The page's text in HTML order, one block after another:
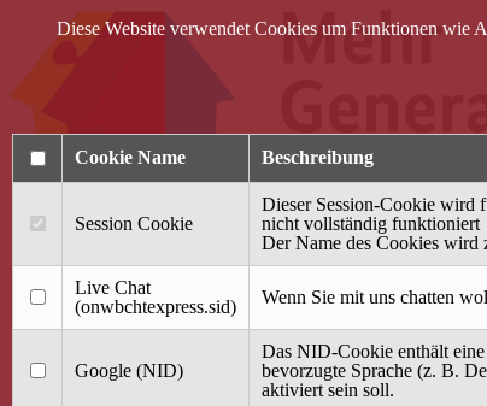
Anmelden
Startseite
Treffpunkt Jung & Alt
40 Jahre Mütterzentrum
Diese Website verwendet Cookies um Funktionen wie
Cookie Name Beschreibung
Session Cookie
Dieser Session-Cookie wird
nicht vollständig funktioniert
Der Name des Cookies wird
Live Chat
(onwbchtexpress.sid)
Wenn Sie mit uns chatten
Google (NID)
Das NID-Cookie enthält
bevorzugte Sprache (z. B.
aktiviert sein soll.